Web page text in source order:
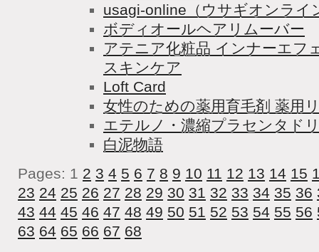
usagi-online（ウサギオンライ
ボディオールヘアリムーバー
アテニア化粧品 インナーエフ
スキンケア
Loft Card
女性のための薬用育毛剤 薬用
エテルノ・濃縮プラセンタド
白泥物語
Pages: 1 2 3 4 5 6 7 8 9 10 11 12 13 14 15
23 24 25 26 27 28 29 30 31 32 33 34 35 36
43 44 45 46 47 48 49 50 51 52 53 54 55 56
63 64 65 66 67 68